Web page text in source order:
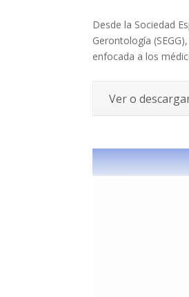
Desde la Sociedad
Gerontología
enfocada a los
Ver o